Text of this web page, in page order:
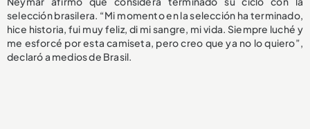
selección brasilera. “Mi momento en la selección ha terminado,
hice historia, fui muy feliz, di mi sangre, mi vida. Siempre luché y
me esforcé por esta camiseta, pero creo que ya no lo quiero”,
declaró a medios de Brasil.